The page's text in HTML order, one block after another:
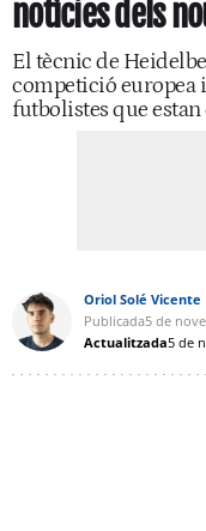
notícies dels
El tècnic de
competició europea
futbolistes que
Oriol Solé Vicente
Publicada5 de
Actualitzada5 de